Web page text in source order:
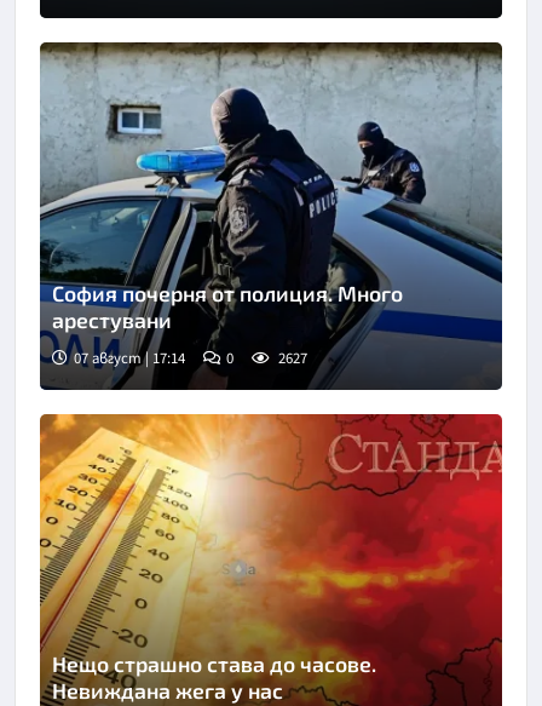
София почерня от полиция. Много
арестувани
07 август | 17:14 0 2627
Нещо страшно става до часове.
Невиждана жега у нас